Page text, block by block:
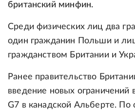
британский минфин.
Среди физических лиц два
один гражданин Польши и
гражданством Британии и
Ранее правительство
введение новых ограничений
G7 в канадской Альберте.